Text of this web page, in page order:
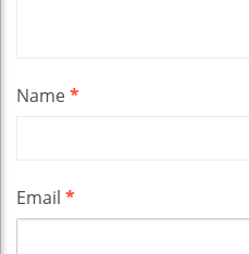
Name*
Email *